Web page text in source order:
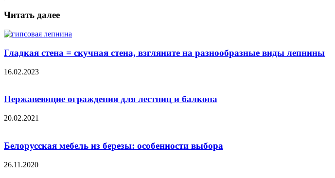
Читать далее
Гладкая стена = скучная стена, взгляните на разнообразные виды лепнины
16.02.2023
Нержавеющие ограждения для лестниц и балкона
20.02.2021
Белорусская мебель из березы: особенности выбора
26.11.2020